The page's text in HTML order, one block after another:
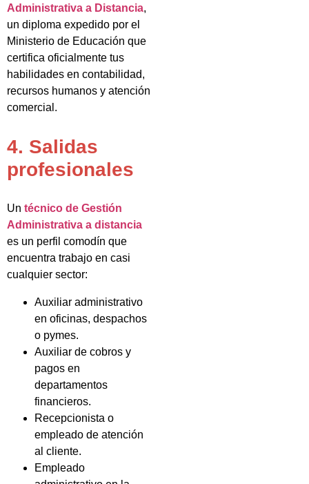
Administrativa a Distancia,
un diploma expedido por el
Ministerio de Educación que
certifica oficialmente tus
habilidades en contabilidad,
recursos humanos y atención
comercial.
4. Salidas
profesionales
Un técnico de Gestión
Administrativa a distancia
es un perfil comodín que
encuentra trabajo en casi
cualquier sector:
Auxiliar administrativo
en oficinas, despachos
o pymes.
Auxiliar de cobros y
pagos en
departamentos
financieros.
Recepcionista o
empleado de atención
al cliente.
Empleado